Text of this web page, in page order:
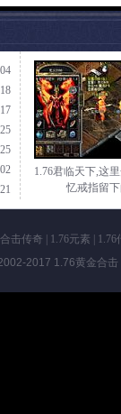
1.76君临天下,这
忆戒指留
击传奇 1.76元素
1.76
2017 1.76黄金合击